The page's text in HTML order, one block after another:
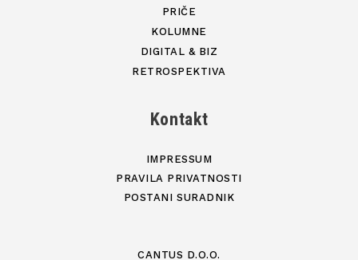
PRIČE
KOLUMNE
DIGITAL & BIZ
RETROSPEKTIVA
Kontakt
IMPRESSUM
PRAVILA PRIVATNOSTI
POSTANI SURADNIK
CANTUS D.O.O.